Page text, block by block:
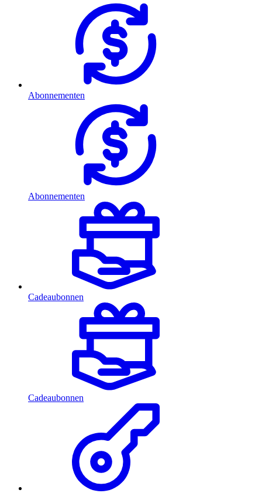
Abonnementen
Abonnementen
Cadeaubonnen
Cadeaubonnen